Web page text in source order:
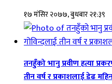
१७ मंसिर २०७७, बुधबार २१:३९
तनहुँको भानु प्रवीण हत्या
तीन वर्ष र प्रकाशलाई डेढ